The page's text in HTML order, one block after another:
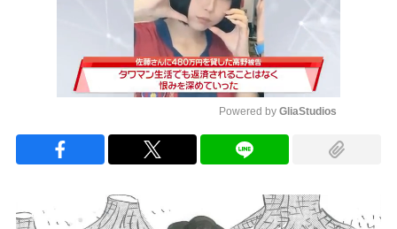
Powered by GliaStudios